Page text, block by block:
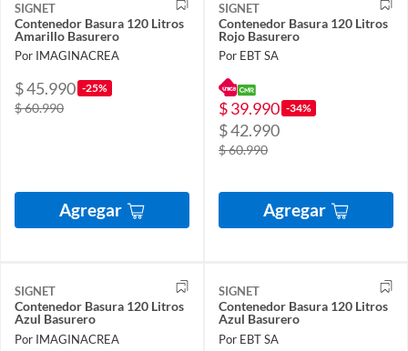
SIGNET
Contenedor Basura 120 Litros
Amarillo Basurero
Por IMAGINACREA
$ 45.990 -25%
$ 60.990
Agregar
SIGNET
Contenedor Basura 120 Litros
Rojo Basurero
Por EBT SA
$ 39.990 -34%
$ 42.990
$ 60.990
Agregar
SIGNET
Contenedor Basura 120 Litros
Azul Basurero
Por IMAGINACREA
SIGNET
Contenedor Basura 120 Litros
Azul Basurero
Por EBT SA